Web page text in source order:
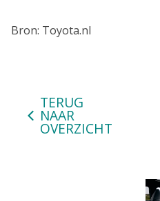
Bron: Toyota.nl
TERUG
NAAR
OVERZICHT